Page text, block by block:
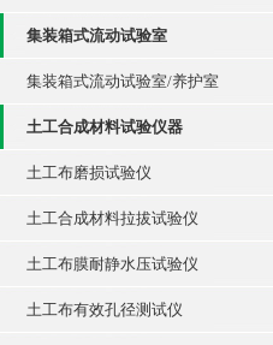
集装箱式流动试验室
集装箱式流动试验室/养护室
土工合成材料试验仪器
土工布磨损试验仪
土工合成材料拉拔试验仪
土工布膜耐静水压试验仪
土工布有效孔径测试仪